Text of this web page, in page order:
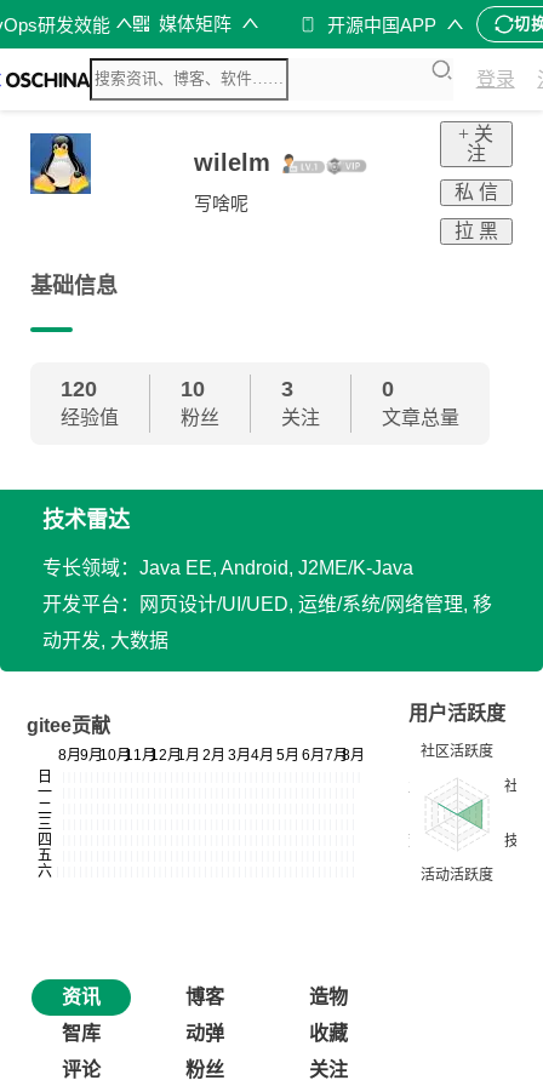
研发效能 媒体矩阵 开源中国APP 切
登录
wilelm
写啥呢
+ 关
注
私 信
拉 黑
基础信息
120
经验值
10
粉丝
3
关注
0
文章总量
技术雷达
专长领域：Java EE, Android, J2ME/K-Java
开发平台：网页设计/UI/UED, 运维/系统/网络管理, 移
动开发, 大数据
gitee贡献
用户活跃度
资讯 博客
造物
智库
动弹
收藏
评论
粉丝 关注